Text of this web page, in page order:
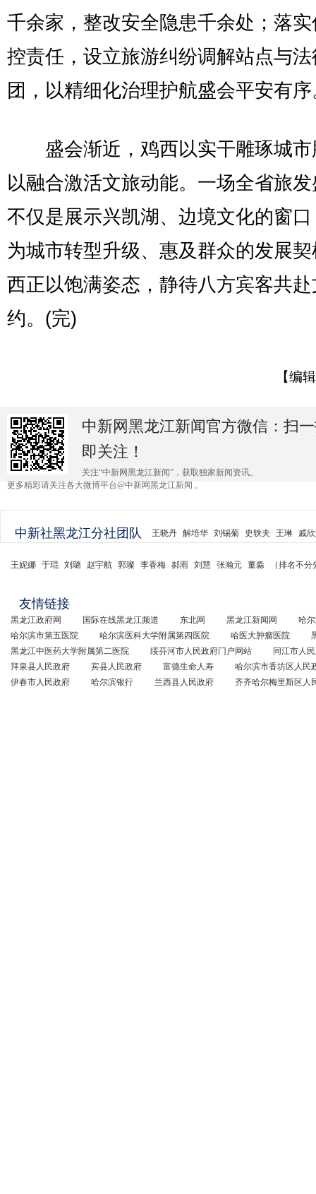
千余家，整改安全隐患千余处；落
控责任，设立旅游纠纷调解站点与
团，以精细化治理护航盛会平安有序
盛会渐近，鸡西以实干雕琢城市
以融合激活文旅动能。一场全省旅
不仅是展示兴凯湖、边境文化的窗
为城市转型升级、惠及群众的发展
西正以饱满姿态，静待八方宾客共
约。(完)
【编
中新网黑龙江新闻官方微信：扫
即关注！
关注“中新网黑龙江新闻”，获取独家新闻资讯。
更多精彩请关注各大微博平台@中新网黑龙江新闻 。
中新社黑龙江分社团队 王晓丹 解培华 刘锡菊 史轶夫 王琳 戚
王妮娜 于琨 刘璐 赵宇航 郭璨 李香梅 郝雨 刘慧 张瀚元 董淼 （排名不
友情链接
黑龙江政府网 国际在线黑龙江频道 东北网 黑龙江新闻网
哈
哈尔滨市第五医院
哈尔滨医科大学附属第四医院 哈医大肿瘤医院
黑龙江中医药大学附属第二医院
绥芬河市人民政府门户网站
同江市人
拜泉县人民政府
宾县人民政府 富德生命人寿
哈尔滨市香坊区人民
伊春市人民政府
哈尔滨银行 兰西县人民政府 齐齐哈尔梅里斯区人